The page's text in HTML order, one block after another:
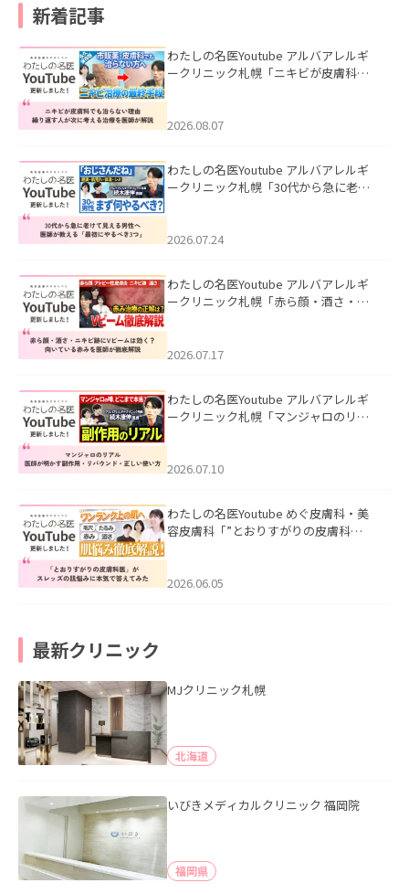
新着記事
わたしの名医Youtube アルバアレルギ
ークリニック札幌「ニキビが皮膚科で
ました。
2026.08.07
わたしの名医Youtube アルバアレルギ
ークリニック札幌「30代から急に老け
た。
2026.07.24
わたしの名医Youtube アルバアレルギ
ークリニック札幌「赤ら顔・酒さ・ニ
した。
2026.07.17
わたしの名医Youtube アルバアレルギ
ークリニック札幌「マンジャロのリア
た。
2026.07.10
わたしの名医Youtube めぐ皮膚科・美
容皮膚科「”とおりすがりの皮膚科
2026.06.05
最新クリニック
MJクリニック札幌
北海道
いびきメディカルクリニック 福岡院
福岡県